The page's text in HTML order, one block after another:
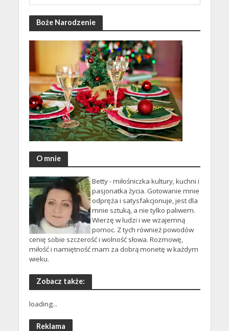
Boże Narodzenie
O mnie
Betty - miłośniczka kultury, kuchni i
pasjonatka życia. Gotowanie mnie
odpręża i satysfakcjonuje, jest dla
mnie sztuką, a nie tylko paliwem.
Wierzę w ludzi i we wzajemną
pomoc. Z tych również powodów
cenię sobie szczerość i wolność słowa. Rozmowę,
miłość i namiętność mam za dobrą monetę w każdym
wieku.
Zobacz także:
loading...
Reklama